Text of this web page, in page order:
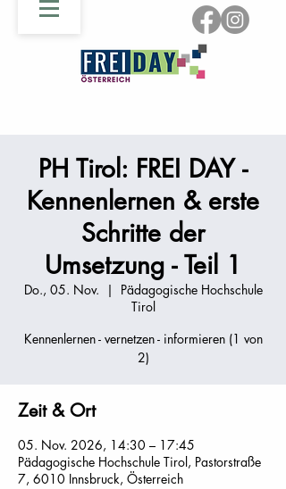
PH Tirol: FREI DAY -
Kennenlernen & erste
Schritte der
Umsetzung - Teil 1
Do., 05. Nov.
  |
Pädagogische Hochschule
Tirol
Kennenlernen - vernetzen - informieren (1 von
2)
Zeit & Ort
05. Nov. 2026, 14:30 – 17:45
Pädagogische Hochschule Tirol, Pastorstraße
7, 6010 Innsbruck, Österreich